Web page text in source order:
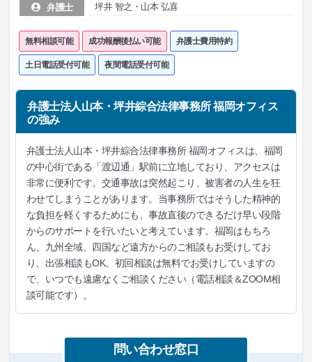
弁護士 坪井 智之・山本 弘喜
無料相談可能 成功報酬後払い可能 弁護士費用特約
土日電話受付可能 夜間電話受付可能
弁護士法人山本・坪井綜合法律事務所 福岡オフィス
の強み
弁護士法人山本・坪井綜合法律事務所 福岡オフィスは、福岡
の中心街である「渡辺通」駅前に立地しており、アクセスは
非常に便利です。交通事故は突然起こり、被害者の人生を狂
わせてしまうことがあります。当事務所ではそうした精神的
な負担を軽くするためにも、事故直後のできるだけ早い段階
からのサポートを行いたいと考えています。福岡はもちろ
ん、九州全域、四国など遠方からのご相談もお受けしてお
り、出張相談もOK。初回相談は無料でお受けしていますの
で、いつでも遠慮なくご相談ください（電話相談＆ZOOM相
談可能です）。
問い合わせ窓口